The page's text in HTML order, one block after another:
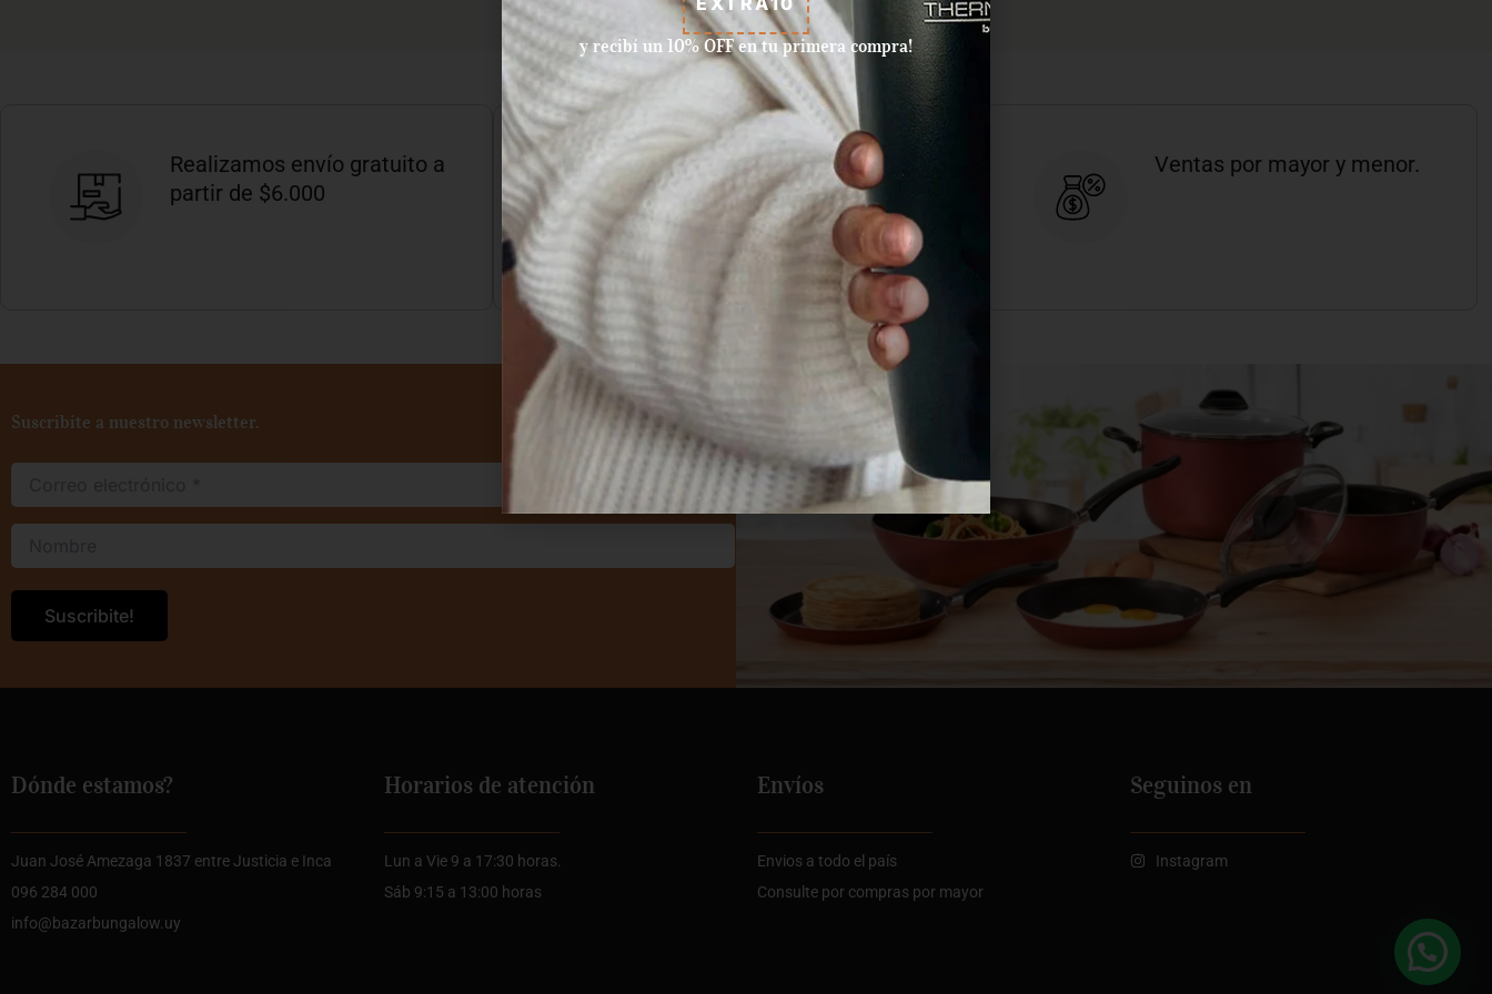
Realizamos envío gratuito a
partir de $6.000
Aceptamos pagos con tarjeta
de crédito, débito, efectivo, y
dinero disponible en Mercado
Pago.
Ventas por mayor y menor.
Suscribite a nuestro newsletter.
Dónde estamos?
Juan José Amezaga 1837 entre Justicia e Inca
096 284 000
info@bazarbungalow.uy
Horarios de atención
Lun a Vie 9 a 17:30 horas.
Sáb 9:15 a 13:00 horas
Envíos
Envios a todo el país
Consulte por compras por mayor
Seguinos en
Instagram
y recibí un 10% OFF en tu primera compra!